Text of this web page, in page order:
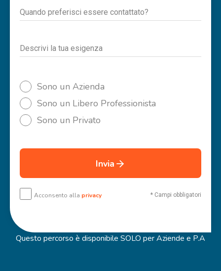
Quando preferisci essere contattato?
Descrivi la tua esigenza
Sono un Azienda
Sono un Libero Professionista
Sono un Privato
Acconsento alla privacy * Campi obbligatori
Invia
Questo percorso è disponibile SOLO per Aziende e P.A